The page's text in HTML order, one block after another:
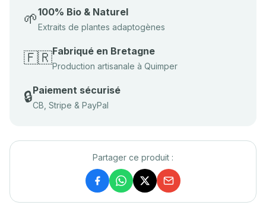
🌱100% Bio & Naturel
Extraits de plantes adaptogènes
🇫🇷Fabriqué en Bretagne
Production artisanale à Quimper
🔒Paiement sécurisé
CB, Stripe & PayPal
Partager ce produit :